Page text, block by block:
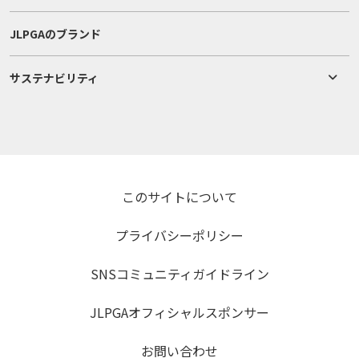
JLPGAのブランド
サステナビリティ
このサイトについて
プライバシーポリシー
SNSコミュニティガイドライン
JLPGAオフィシャルスポンサー
お問い合わせ